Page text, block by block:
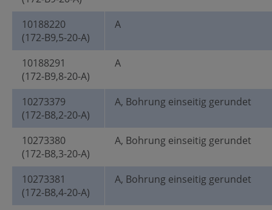
10188220
(172-B9,5-20-A)
A
10188291
(172-B9,8-20-A)
A
10273379
(172-B8,2-20-A)
A, Bohrung einseitig gerundet
10273380
(172-B8,3-20-A)
A, Bohrung einseitig gerundet
10273381
(172-B8,4-20-A)
A, Bohrung einseitig gerundet